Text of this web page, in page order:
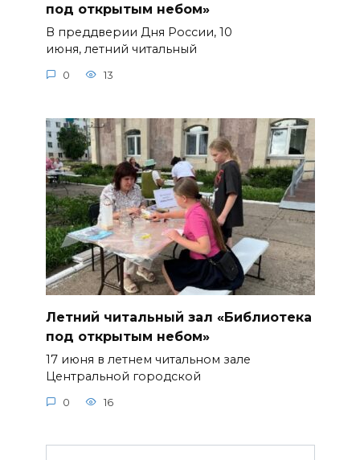
под открытым небом»
В преддверии Дня России, 10
июня, летний читальный
0 13
Летний читальный зал «Библиотека
под открытым небом»
17 июня в летнем читальном зале
Центральной городской
0 16